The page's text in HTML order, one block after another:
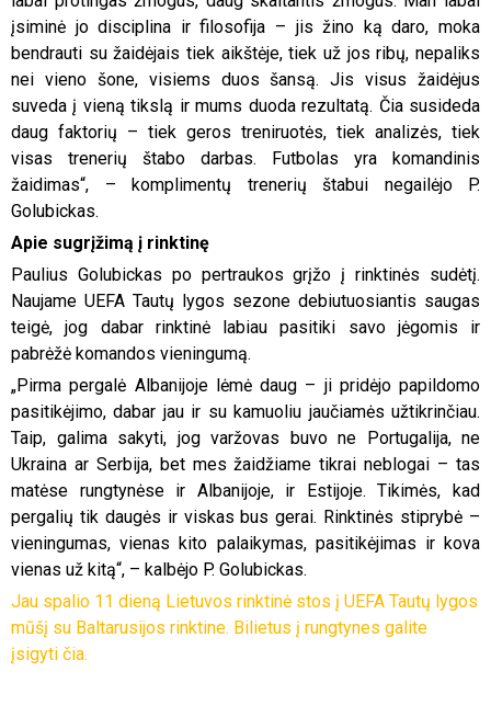
įsiminė jo disciplina ir filosofija – jis žino ką daro, moka
bendrauti su žaidėjais tiek aikštėje, tiek už jos ribų, nepaliks
nei vieno šone, visiems duos šansą. Jis visus žaidėjus
suveda į vieną tikslą ir mums duoda rezultatą. Čia susideda
daug faktorių – tiek geros treniruotės, tiek analizės, tiek
visas trenerių štabo darbas. Futbolas yra komandinis
žaidimas“, – komplimentų trenerių štabui negailėjo P.
Golubickas.
Apie sugrįžimą į rinktinę
Paulius Golubickas po pertraukos grįžo į rinktinės sudėtį.
Naujame UEFA Tautų lygos sezone debiutuosiantis saugas
teigė, jog dabar rinktinė labiau pasitiki savo jėgomis ir
pabrėžė komandos vieningumą.
„Pirma pergalė Albanijoje lėmė daug – ji pridėjo papildomo
pasitikėjimo, dabar jau ir su kamuoliu jaučiamės užtikrinčiau.
Taip, galima sakyti, jog varžovas buvo ne Portugalija, ne
Ukraina ar Serbija, bet mes žaidžiame tikrai neblogai – tas
matėse rungtynėse ir Albanijoje, ir Estijoje. Tikimės, kad
pergalių tik daugės ir viskas bus gerai. Rinktinės stiprybė –
vieningumas, vienas kito palaikymas, pasitikėjimas ir kova
vienas už kitą“, – kalbėjo P. Golubickas.
Jau spalio 11 dieną Lietuvos rinktinė stos į UEFA Tautų lygos
mūšį su Baltarusijos rinktine. Bilietus į rungtynes galite
įsigyti čia.